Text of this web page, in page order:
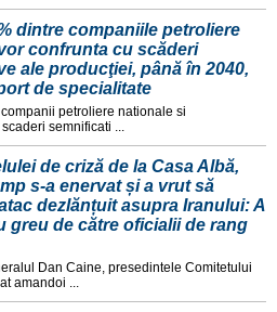
dintre companiile petroliere
confrunta cu scăderi
ale producţiei, până în 2040,
de specialitate
petroliere nationale si
semnificati ...
de criză de la Casa Albă,
s-a enervat și a vrut să
dezlănțuit asupra Iranului: A
greu de către oficialii de rang
Dan Caine, presedintele Comitetului
amandoi ...